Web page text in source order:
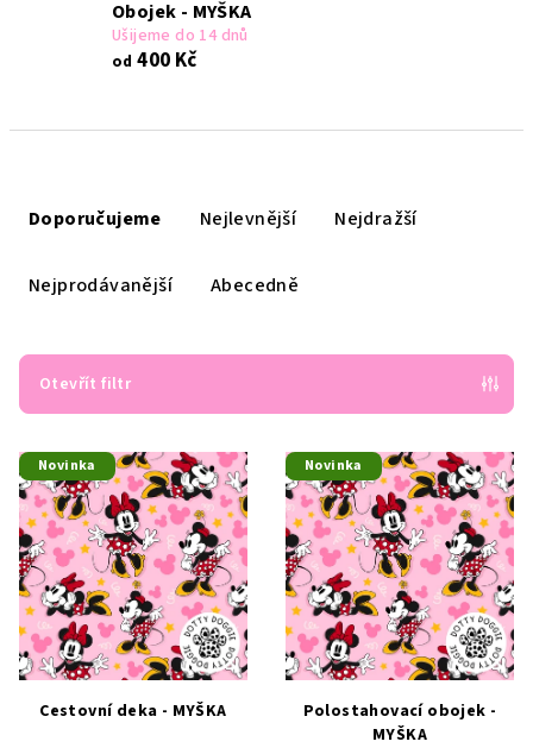
Obojek - MYŠKA
Ušijeme do 14 dnů
od 400 Kč
r
o
d
u
k
t
ů
Doporučujeme Nejlevnější Nejdražší
Nejprodávanější Abecedně
Otevřít filtr
V
ý
p
s
p
r
o
Novinka
Cestovní deka - MYŠKA
Novinka
Polostahovací obojek -
MYŠKA